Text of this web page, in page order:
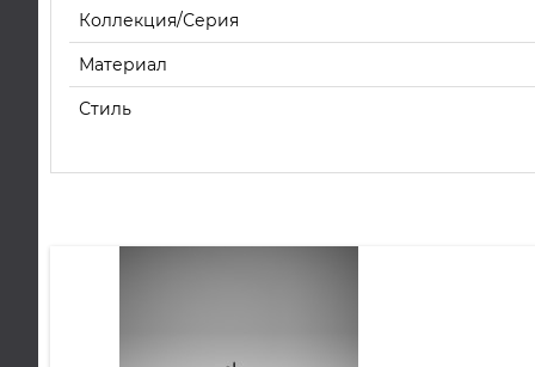
Коллекция/Серия
Материал
Стиль